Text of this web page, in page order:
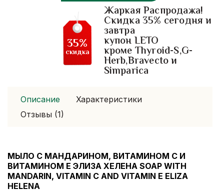
Жаркая Распродажа!
Скидка 35% сегодня и
завтра
купон LETO
кроме Thyroid-S,G-
Herb,Bravecto и
Simparica
35%
скидка
Описание
Характеристики
Отзывы (1)
МЫЛО С МАНДАРИНОМ, ВИТАМИНОМ С И
ВИТАМИНОМ Е ЭЛИЗА ХЕЛЕНА SOAP WITH
MANDARIN, VITAMIN C AND VITAMIN E ELIZA
HELENA